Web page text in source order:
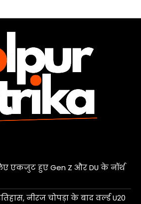
एकजुट हुए Gen Z और DU के नॉर्थ
नीरज चोपड़ा के बाद वर्ल्ड U20